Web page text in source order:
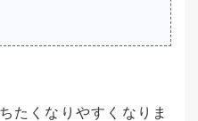
たくなりやすくなりま